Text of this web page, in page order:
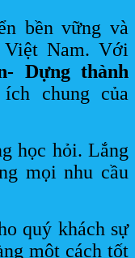
bền vững và
Nam. Với
Dựng thành
chung của
học hỏi. Lắng
mọi nhu cầu
quý khách sự
một cách tốt